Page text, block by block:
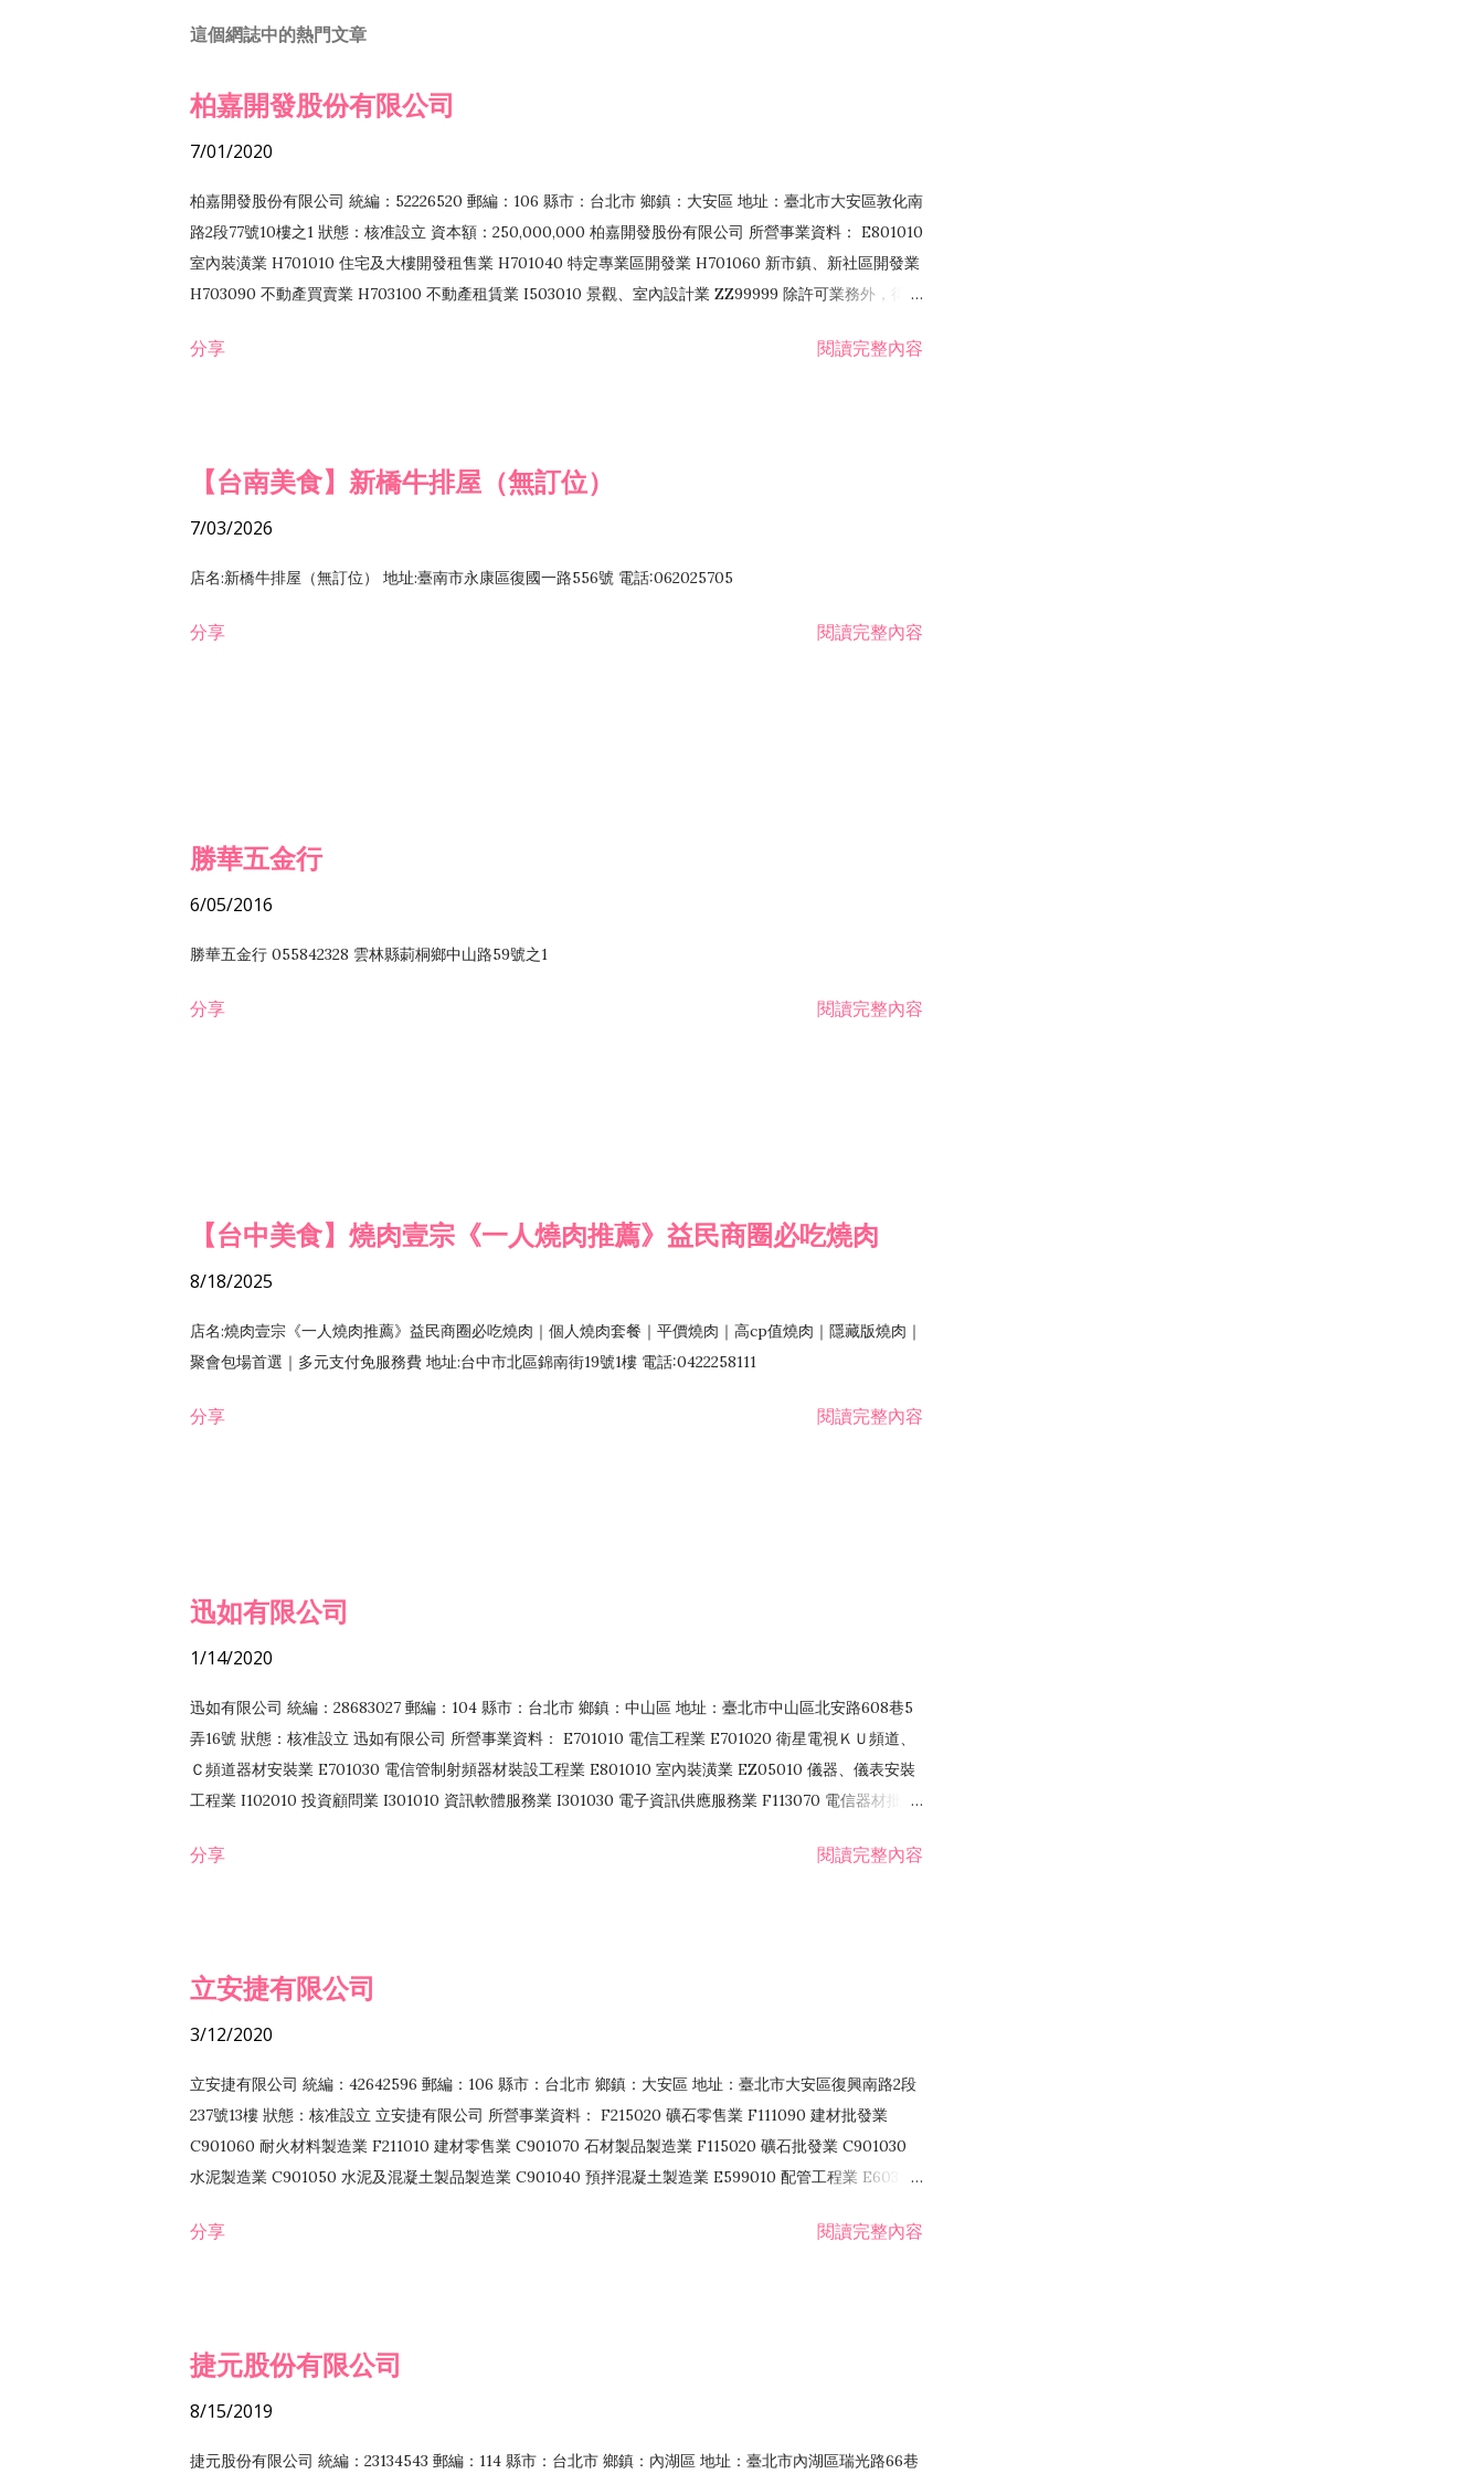
這個網誌中的熱門文章
柏嘉開發股份有限公司
7/01/2020
柏嘉開發股份有限公司 統編：52226520 郵編：106 縣市：台北市 鄉鎮：大安區 地址：臺北市大安區敦化南
路2段77號10樓之1 狀態：核准設立 資本額：250,000,000 柏嘉開發股份有限公司 所營事業資料： E801010
室內裝潢業 H701010 住宅及大樓開發租售業 H701040 特定專業區開發業 H701060 新市鎮、新社區開發業
H703090 不動產買賣業 H703100 不動產租賃業 I503010 景觀、室內設計業 ZZ99999 除許可業務外，得經
分享 閱讀完整內容
【台南美食】新橋牛排屋（無訂位）
7/03/2026
店名:新橋牛排屋（無訂位） 地址:臺南市永康區復國一路556號 電話:062025705
分享 閱讀完整內容
勝華五金行
6/05/2016
勝華五金行 055842328 雲林縣莿桐鄉中山路59號之1
分享 閱讀完整內容
【台中美食】燒肉壹宗《一人燒肉推薦》益民商圈必吃燒肉
8/18/2025
店名:燒肉壹宗《一人燒肉推薦》益民商圈必吃燒肉｜個人燒肉套餐｜平價燒肉｜高cp值燒肉｜隱藏版燒肉｜
聚會包場首選｜多元支付免服務費 地址:台中市北區錦南街19號1樓 電話:0422258111
分享 閱讀完整內容
迅如有限公司
1/14/2020
迅如有限公司 統編：28683027 郵編：104 縣市：台北市 鄉鎮：中山區 地址：臺北市中山區北安路608巷5
弄16號 狀態：核准設立 迅如有限公司 所營事業資料： E701010 電信工程業 E701020 衛星電視ＫＵ頻道、
Ｃ頻道器材安裝業 E701030 電信管制射頻器材裝設工程業 E801010 室內裝潢業 EZ05010 儀器、儀表安裝
工程業 I102010 投資顧問業 I301010 資訊軟體服務業 I301030 電子資訊供應服務業 F113070 電信器材批發
務 F102030 菸酒批發業 F203020 菸酒零售業 F401171 酒類輸入業
分享 閱讀完整內容
立安捷有限公司
3/12/2020
立安捷有限公司 統編：42642596 郵編：106 縣市：台北市 鄉鎮：大安區 地址：臺北市大安區復興南路2段
237號13樓 狀態：核准設立 立安捷有限公司 所營事業資料： F215020 礦石零售業 F111090 建材批發業
C901060 耐火材料製造業 F211010 建材零售業 C901070 石材製品製造業 F115020 礦石批發業 C901030
水泥製造業 C901050 水泥及混凝土製品製造業 C901040 預拌混凝土製造業 E599010 配管工程業 E603110
EZ99990 其他工程業 F102170 食品什貨批發業 F106020 日常用品批發業 F108031 醫療器材批發業
分享 閱讀完整內容
捷元股份有限公司
8/15/2019
捷元股份有限公司 統編：23134543 郵編：114 縣市：台北市 鄉鎮：內湖區 地址：臺北市內湖區瑞光路66巷